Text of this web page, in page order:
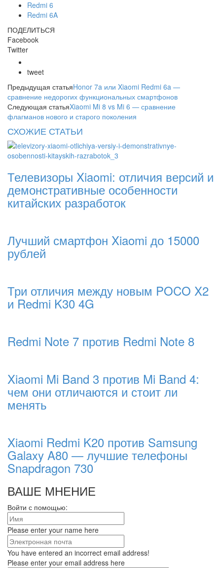
Redmi 6
Redmi 6A
ПОДЕЛИТЬСЯ
Facebook
Twitter
tweet
Предыдущая статьяHonor 7a или Xiaomi Redmi 6a —
сравнение недорогих функциональных смартфонов
Следующая статьяXiaomi Mi 8 vs Mi 6 — сравнение
флагманов нового и старого поколения
СХОЖИЕ СТАТЬИ
Телевизоры Xiaomi: отличия версий и
демонстративные особенности
китайских разработок
Лучший смартфон Xiaomi до 15000
рублей
Три отличия между новым POCO X2
и Redmi K30 4G
Redmi Note 7 против Redmi Note 8
Xiaomi Mi Band 3 против Mi Band 4:
чем они отличаются и стоит ли
менять
Xiaomi Redmi K20 против Samsung
Galaxy A80 — лучшие телефоны
Snapdragon 730
ВАШЕ МНЕНИЕ
Войти с помощью:
Please enter your name here
You have entered an incorrect email address!
Please enter your email address here